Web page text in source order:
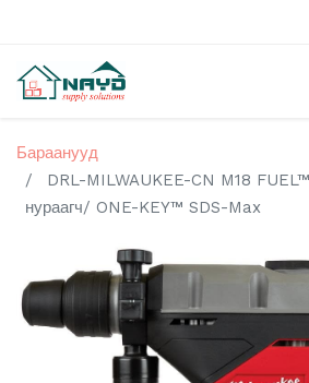
Бараанууд
DRL-MILWAUKEE-CN M18
нураагч/ ONE-KEY™ SDS-Max